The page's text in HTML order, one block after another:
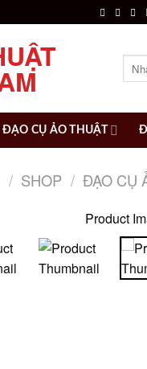
kiếm:
ĐẠO CỤ ẢO THUẬT
/ SHOP / ĐẠO CỤ